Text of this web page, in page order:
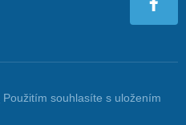
Použitím souhlasíte s uložením